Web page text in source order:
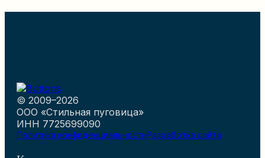
© 2009–2026
ООО «Стильная пуговица»
ИНН 7725699090
Политика конфиденциальностиРазработка сайта